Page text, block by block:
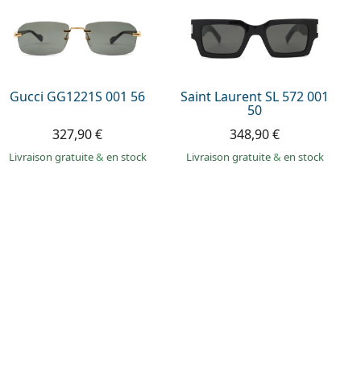
Gucci GG1221S 001 56
327,90 €
Livraison gratuite& en stock
Saint Laurent SL 572 001
50
348,90 €
Livraison gratuite& en stock